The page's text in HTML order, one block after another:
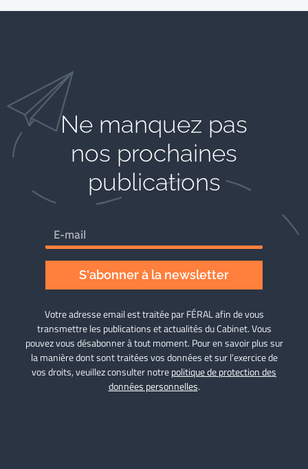
Ne manquez pas
nos prochaines
publications
S'abonner à la newsletter
Votre adresse email est traitée par FÉRAL afin de vous
transmettre les publications et actualités du Cabinet. Vous
pouvez vous désabonner à tout moment. Pour en savoir plus sur
la manière dont sont traitées vos données et sur l’exercice de
vos droits, veuillez consulter notrepolitique de protection des
données personnelles.